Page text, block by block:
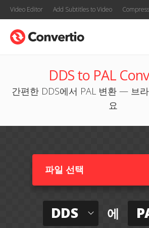
Video Editor Add Subtitles to Video
DDS to PAL
간편한 DDS에서 PAL 변환 — 브
요
파일 선택
DDS 에